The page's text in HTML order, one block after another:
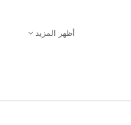
أظهر المزيد